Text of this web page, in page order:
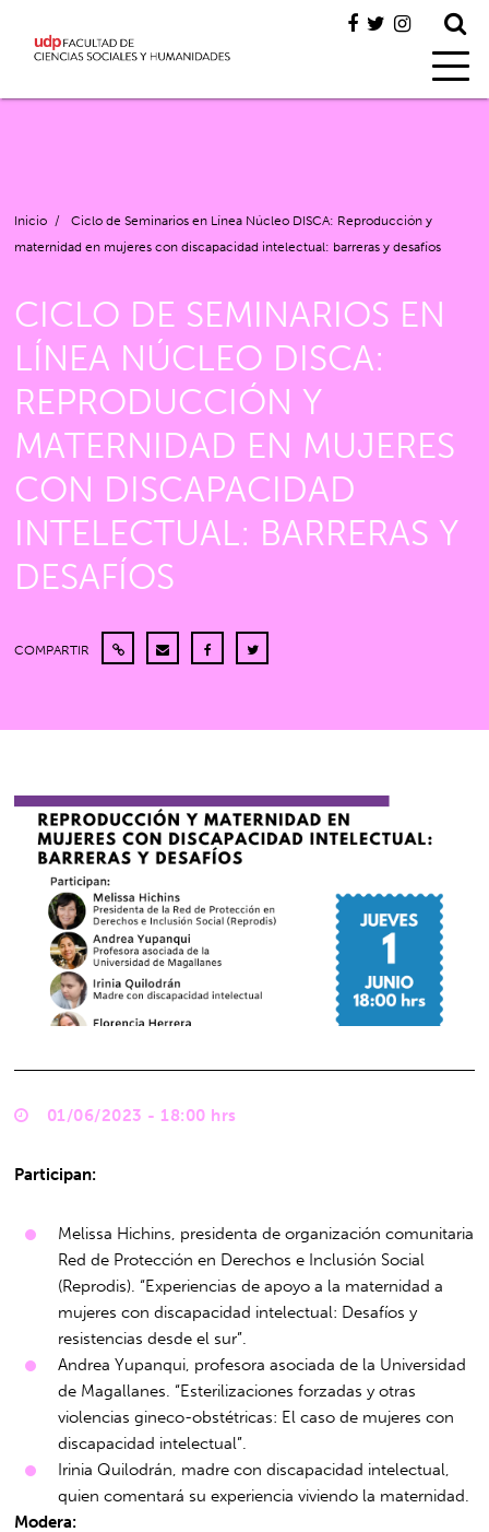
Inicio /
Ciclo de Seminarios en Línea Núcleo DISCA: Reproducción y
maternidad en mujeres con discapacidad intelectual: barreras y desafíos
CICLO DE SEMINARIOS EN
LÍNEA NÚCLEO DISCA:
REPRODUCCIÓN Y
MATERNIDAD EN MUJERES
CON DISCAPACIDAD
INTELECTUAL: BARRERAS Y
DESAFÍOS
COMPARTIR
01/06/2023 - 18:00 hrs
Participan:
Melissa Hichins, presidenta de organización comunitaria
Red de Protección en Derechos e Inclusión Social
(Reprodis). “Experiencias de apoyo a la maternidad a
mujeres con discapacidad intelectual: Desafíos y
resistencias desde el sur”.
Andrea Yupanqui, profesora asociada de la Universidad
de Magallanes. “Esterilizaciones forzadas y otras
violencias gineco-obstétricas: El caso de mujeres con
discapacidad intelectual”.
Irinia Quilodrán, madre con discapacidad intelectual,
quien comentará su experiencia viviendo la maternidad.
Modera: